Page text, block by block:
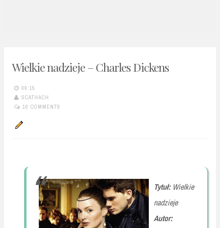
Wielkie nadzieje – Charles Dickens
09:15
SCATHACH
10 COMMENTS
Tytuł:Wielkie
nadzieje
Autor: